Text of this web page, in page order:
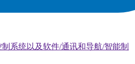
系统以及软件/通讯和导航/智能制